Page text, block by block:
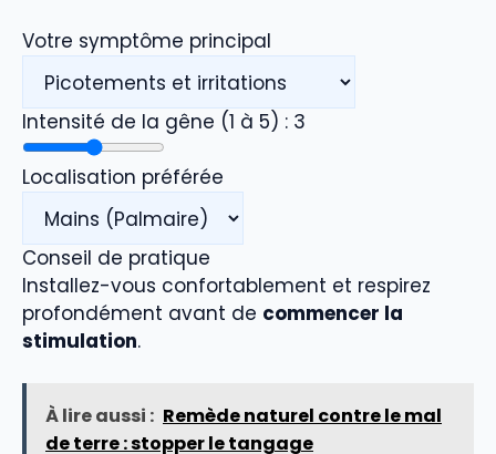
Votre symptôme principal
Intensité de la gêne (1 à 5) : 3
Localisation préférée
Conseil de pratique
Installez-vous confortablement et respirez
profondément avant de commencer la
stimulation.
À lire aussi : Remède naturel contre le mal
de terre : stopper le tangage